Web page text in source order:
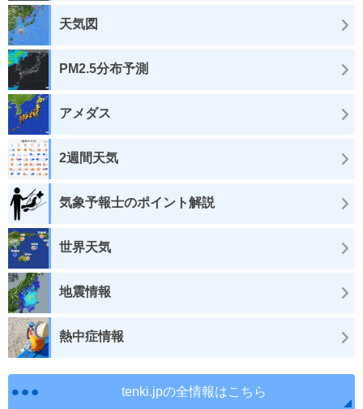
天気図
PM2.5分布予測
アメダス
2週間天気
気象予報士のポイント解説
世界天気
地震情報
熱中症情報
tenki.jpの全情報はこちら